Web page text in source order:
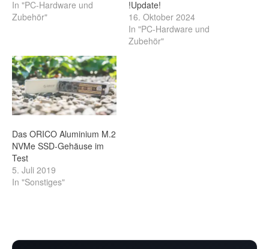
In "PC-Hardware und
Zubehör"
!Update!
16. Oktober 2024
In "PC-Hardware und
Zubehör"
Das ORICO Aluminium M.2
NVMe SSD-Gehäuse im
Test
5. Juli 2019
In "Sonstiges"